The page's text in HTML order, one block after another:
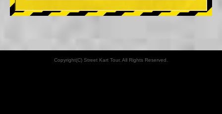
Copyright(C) Street Kart Tour. All Rights Reserved.